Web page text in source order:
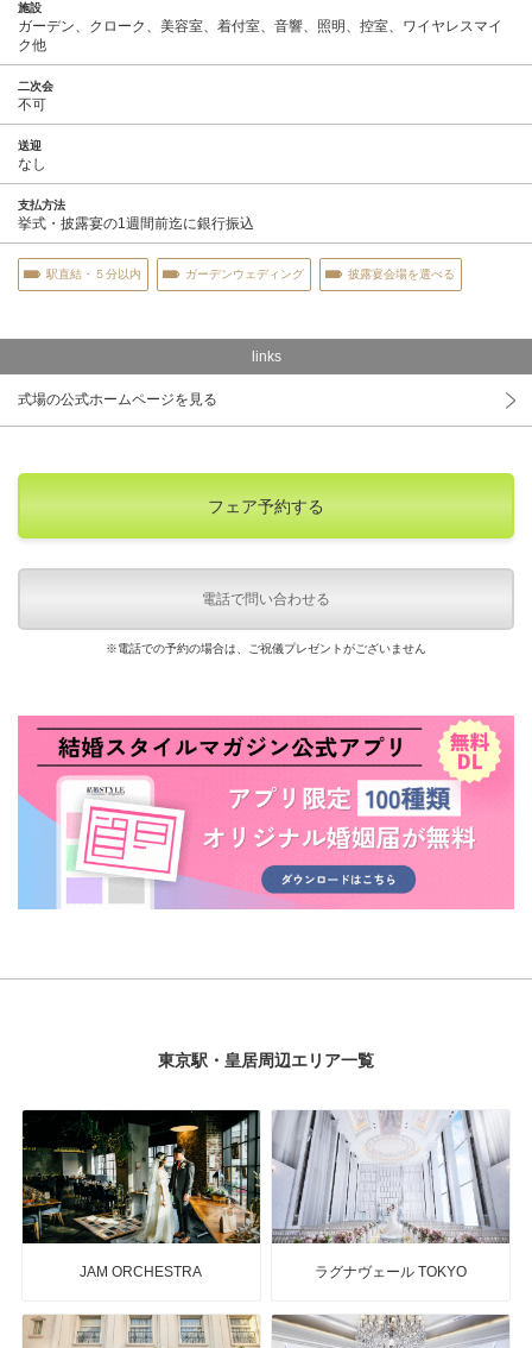
施設
ガーデン、クローク、美容室、着付室、音響、照明、控室、ワイヤレスマイ
ク他
二次会
不可
送迎
なし
支払方法
挙式・披露宴の1週間前迄に銀行振込
駅直結・５分以内 ガーデンウェディング 披露宴会場を選べる
links
式場の公式ホームページを見る
フェア予約する
電話で問い合わせる
※電話での予約の場合は、ご祝儀プレゼントがございません
東京駅・皇居周辺エリア一覧
JAM ORCHESTRA ラグナヴェール TOKYO